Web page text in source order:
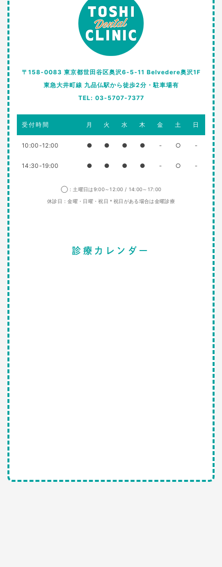
〒158-0083 東京都世田谷区奥沢6-5-11 Belvedere奥沢1F
東急大井町線 九品仏駅から徒歩2分・駐車場有
TEL: 03-5707-7377
受付時間 月 火 水 木 金 土 日
10:00-12:00 ● ● ● ● - ○ -
14:30-19:00 ● ● ● ● - ○ -
◯：土曜日は9:00～12:00 / 14:00～17:00
休診日：金曜・日曜・祝日＊祝日がある場合は金曜診療
診療カレンダー